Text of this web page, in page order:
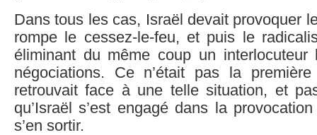
Dans tous les cas, Israël devait provoquer
rompe le cessez-le-feu, et puis le
éliminant du même coup un interlocuteur
négociations. Ce n’était pas la
retrouvait face à une telle situation, et
qu’Israël s’est engagé dans la
s’en sortir.